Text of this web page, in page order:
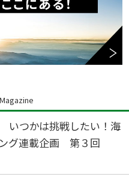
Magazine
いつかは挑戦したい！海
グ連載企画 第３回